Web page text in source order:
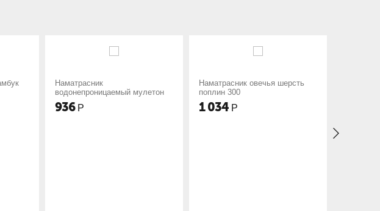
мулетон
Наматрасник овечья шерсть
поплин 300
Наматрасник холлофайбер п/э